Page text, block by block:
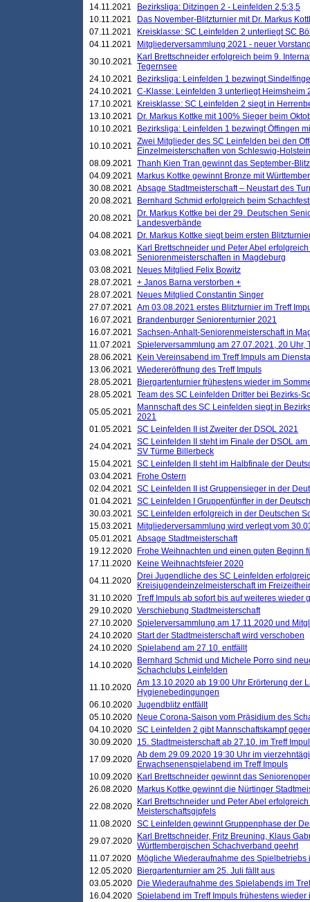
14.11.2021
Bezirksliga: Ditzingen 2 - Leinfelden 2,5:3,5
10.11.2021
Das November-Blitzturnier mit Dr. Markus
07.11.2021
Kreisklasse: SC Leinfelden 2 unterliegt SC
04.11.2021
Mitgliederversammlung 2021 - neuer
30.10.2021
Karl Brettschneider erfolgreich beim 9.
Tegernsee
24.10.2021
Bezirksliga: Leinfelden 1 bezwingt
24.10.2021 C-Klasse: Leinfelden 3 unterliegt Heimsheim
17.10.2021
Kreisklasse: SC Leinfelden 2 siegt in
13.10.2021
Dr. Markus Kottke mit 100% Sieger beim
10.10.2021
Bezirksliga: Leinfelden 1 bezwingt Öffingen
10.10.2021 Zwei Mitglieder des SC Leinfelden bei den
Einzelmeisterschaften von Schleswig-
08.09.2021 Thanh Kien Tran gewinnt das September-
04.09.2021
Markus Kottke gewinnt Bronze mit
30.08.2021 Absage Stadtmeisterschaft – Neustart des
20.08.2021
Bernhard Schmid erfolgreich beim
20.08.2021
Dr. Markus Kottke bei der 29. Deutschen
Landesverbände
04.08.2021
Dr. Markus Kottke siegt beim ersten
03.08.2021
Karl Brettschneider und Peter Abel
Seniorenmeisterschaften in Magdeburg
03.08.2021
Neues Mitglied Felix Bowitz
28.07.2021 + Janos Barna verstorben +
28.07.2021
Neues Mitglied Constantin Singer
27.07.2021 Am 03.08.2021 erstes Blitzturnier im Treff
16.07.2021
Brandenburger Seniorenturnier 2021
16.07.2021 Sachsen-Anhalt-Seniorenmeisterschaft in
11.07.2021
Spielerversammlung am 27.07.2021, 20 Uhr,
28.06.2021
Kein Vereinsabend im Treff Impuls am
13.06.2021 Wiedereröffnung des Treff Impuls
28.05.2021
Biergartenturnier frühestens wieder im
28.05.2021 Team des SC Leinfelden Dritter bei Bezirks-
05.05.2021
Mannschaft des SC Leinfelden siegt in
2021
01.05.2021 SC Leinfelden II ist Zweiter der DSOL 2021
24.04.2021 SC Leinfelden II steht im Finale der DSOL
SV Türme Billerbeck
15.04.2021 SC Leinfelden II steht im Halbfinale der
03.04.2021
Frohe Ostern
02.04.2021 SC Leinfelden II ist Gruppensieger in der
01.04.2021 SC Leinfelden I Gruppenfünfter in der
30.03.2021 SC Leinfelden erfolgreich in der Deutschen
15.03.2021
Mitgliederversammlung wird verlegt vom
05.01.2021 Absage Stadtmeisterschaft
19.12.2020
Frohe Weihnachten und einen guten Beginn
17.11.2020
Keine Weihnachtsfeier 2020
04.11.2020
Drei Jugendliche des SC Leinfelden
Kreisjugendeinzelmeisterschaft im
31.10.2020 Treff Impuls ab sofort bis auf weiteres wieder
29.10.2020 Verschiebung Stadtmeisterschaft
27.10.2020 Spielerversammlung am 17.11.2020 und
24.10.2020 Start der Stadtmeisterschaft wird verschoben
24.10.2020 Spielabend am 27.10. entfällt
14.10.2020
Bernhard Schmid und Michele Porro sind
Schachclubs Leinfelden
11.10.2020 Am 13.10.2020 ab 19:00 Uhr Erörterung der
Hygienebedingungen
06.10.2020 Jugendblitz entfällt
05.10.2020
Neue Corona-Saison vom Präsidium des
04.10.2020 SC Leinfelden 2 gibt Mannschaftskampf
30.09.2020 15. Stadtmeisterschaft ab 27.10. im Treff
17.09.2020 Ab dem 29.09.2020 19:30 Uhr im
Erwachsenenspielabend im Treff Impuls
10.09.2020
Karl Brettschneider gewinnt das
26.08.2020
Markus Kottke gewinnt die Nürtinger
22.08.2020
Karl Brettschneider und Peter Abel
Meisterschaftsgipfels
11.08.2020 SC Leinfelden gewinnt Gruppenphase der
29.07.2020
Karl Brettschneider, Fritz Breuning, Klaus
Württembergischen Schachverband geehrt
11.07.2020
Mögliche Wiederaufnahme des Spielbetriebs
12.05.2020
Biergartenturnier am 25. Juli fällt aus
03.05.2020
Die Wiederaufnahme des Spielabends im
16.04.2020 Spielabend im Treff Impuls frühestens wieder